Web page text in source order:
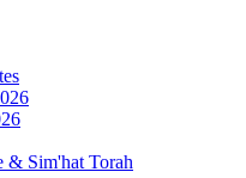
& Sim'hat Torah